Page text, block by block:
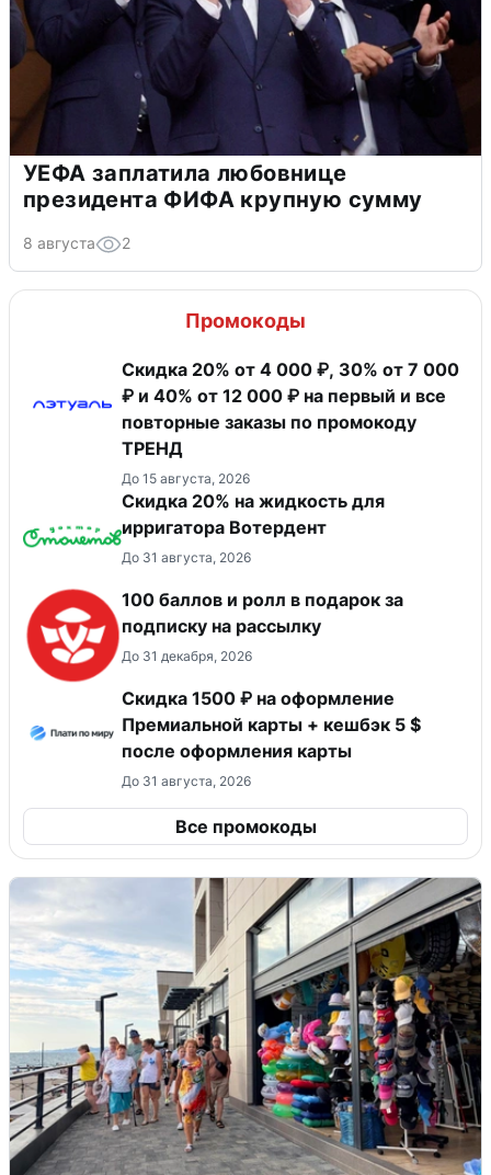
УЕФА заплатила любовнице
президента ФИФА крупную сумму
8 августа 2
Промокоды
Скидка 20% от 4 000 ₽, 30% от 7 000
₽ и 40% от 12 000 ₽ на первый и все
повторные заказы по промокоду
ТРЕНД
До 15 августа, 2026
Скидка 20% на жидкость для
ирригатора Вотердент
До 31 августа, 2026
100 баллов и ролл в подарок за
подписку на рассылку
До 31 декабря, 2026
Скидка 1500 ₽ на оформление
Премиальной карты + кешбэк 5 $
после оформления карты
До 31 августа, 2026
Все промокоды